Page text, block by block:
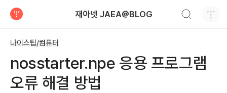
재아넷 JAEA@BLOG
나이스팁/컴퓨터
nosstarter.npe 응용 프로그램
오류 해결 방법